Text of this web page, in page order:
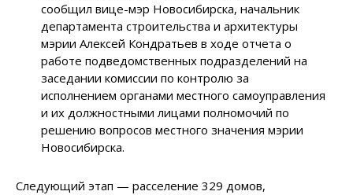
сообщил вице-мэр Новосибирска, начальник
департамента строительства и архитектуры
мэрии Алексей Кондратьев в ходе отчета о
работе подведомственных подразделений на
заседании комиссии по контролю за
исполнением органами местного самоуправления
и их должностными лицами полномочий по
решению вопросов местного значения мэрии
Новосибирска.
Следующий этап — расселение 329 домов,